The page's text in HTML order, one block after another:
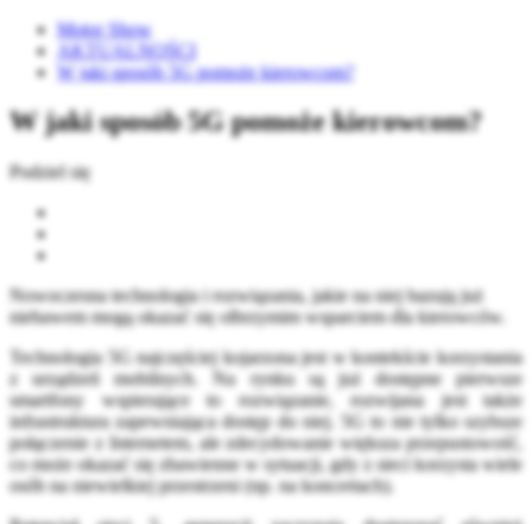
Motor Show
AKTUALNOŚCI
W jaki sposób 5G pomoże kierowcom?
W jaki sposób 5G pomoże kierowcom?
Podziel się
Nowoczesna technologia i rozwiązania, jakie na niej bazują już
niebawem mogą okazać się olbrzymim wsparciem dla kierowców.
Technologia 5G najczęściej kojarzona jest w kontekście korzystania
z urządzeń mobilnych. Na rynku są już dostępne pierwsze
smartfony wspierające to rozwiązanie, rozwijana jest także
infrastruktura zapewniająca dostęp do niej. 5G to nie tylko szybsze
połączenie z Internetem, ale zdecydowanie większa przepustowość,
co może okazać się zbawienne w sytuacji, gdy z sieci korzysta wiele
osób na niewielkiej przestrzeni (np. na koncertach).